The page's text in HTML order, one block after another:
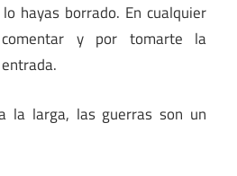
hayas borrado. En cualquier
y por tomarte la
la larga, las guerras son un